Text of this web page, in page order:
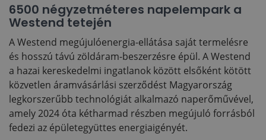
6500 négyzetméteres napelempark a
Westend tetején
A Westend megújulóenergia-ellátása saját termelésre
és hosszú távú zöldáram-beszerzésre épül. A Westend
a hazai kereskedelmi ingatlanok között elsőként kötött
közvetlen áramvásárlási szerződést Magyarország
legkorszerűbb technológiát alkalmazó naperőművével,
amely 2024 óta kétharmad részben megújuló forrásból
fedezi az épületegyüttes energiaigényét.